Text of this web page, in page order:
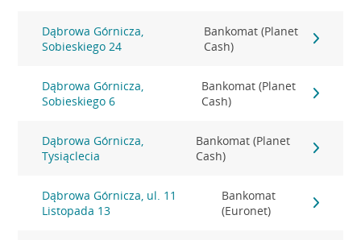
Dąbrowa Górnicza,
Sobieskiego 24
Bankomat (Planet
Cash)
Dąbrowa Górnicza,
Sobieskiego 6
Bankomat (Planet
Cash)
Dąbrowa Górnicza,
Tysiąclecia
Bankomat (Planet
Cash)
Dąbrowa Górnicza, ul. 11
Listopada 13
Bankomat
(Euronet)